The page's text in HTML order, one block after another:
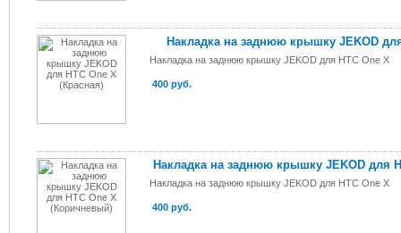
Накладка на заднюю крышку JEKOD
Накладка на заднюю крышку JEKOD для HTC One X
400 руб.
Накладка на заднюю крышку JEKOD для
Накладка на заднюю крышку JEKOD для HTC One X
400 руб.